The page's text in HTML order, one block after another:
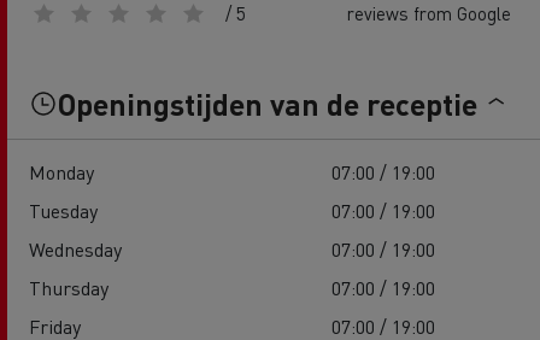
/ 5 reviews from Google
Openingstijden van de receptie
Monday
07:00 / 19:00
Tuesday
07:00 / 19:00
Wednesday
07:00 / 19:00
Thursday
07:00 / 19:00
Friday
07:00 / 19:00